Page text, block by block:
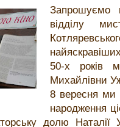
Запрошуємо
відділу
50-х років
Михайлівни
8 вересня ми
народження
долю Наталії